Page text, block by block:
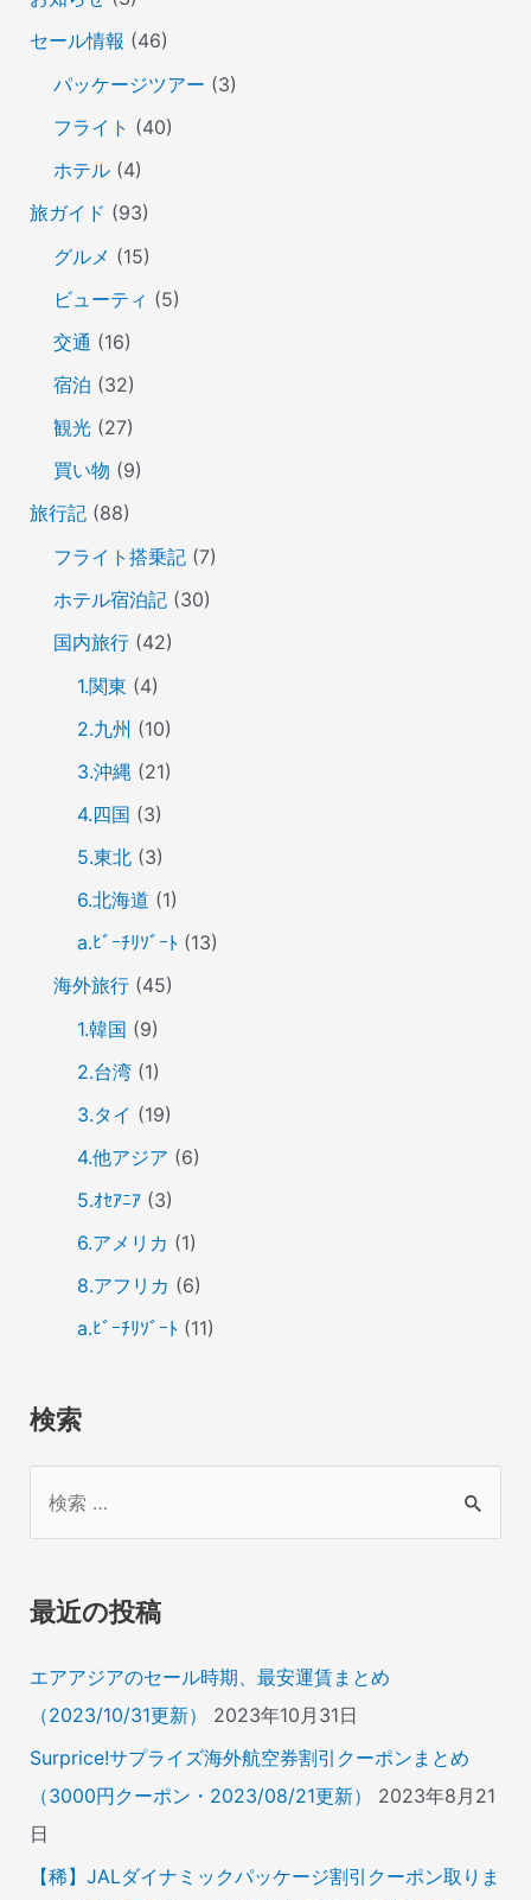
セール情報 (46)
パッケージツアー (3)
フライト (40)
ホテル(4)
旅ガイド (93)
グルメ (15)
ビューティ (5)
交通 (16)
宿泊 (32)
観光(27)
買い物 (9)
旅行記(88)
フライト搭乗記(7)
ホテル宿泊記(30)
国内旅行(42)
1.関東 (4)
2.九州 (10)
3.沖縄(21)
4.四国 (3)
5.東北(3)
6.北海道 (1)
a.ﾋﾞｰﾁﾘｿﾞｰﾄ (13)
海外旅行(45)
1.韓国 (9)
2.台湾(1)
3.タイ (19)
4.他アジア (6)
5.ｵｾｱﾆｱ(3)
6.アメリカ (1)
8.アフリカ (6)
a.ﾋﾞｰﾁﾘｿﾞｰﾄ (11)
検索
象
最近の投稿
エアアジアのセール時期、最安運賃まとめ
（2023/10/31更新）
2023年10月31日
Surprice!サプライズ海外航空券割引クーポンまとめ
（3000円クーポン・2023/08/21更新）
2023年8月21
日
【稀】JALダイナミックパッケージ割引クーポン取りま